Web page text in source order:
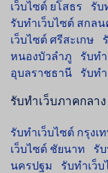
เว็บไซต์ ยโสธร
รับ
รับทำเว็บไซต์ สกลน
เว็บไซต์ ศรีสะเกษ
หนองบัวลำภู
รับท
อุบลราชธานี
รับท
รับทำเว็บภาคกลาง
รับทำเว็บไซต์ กรุงเ
เว็บไซต์ ชัยนาท
รั
นครปฐม
รับทำเว็